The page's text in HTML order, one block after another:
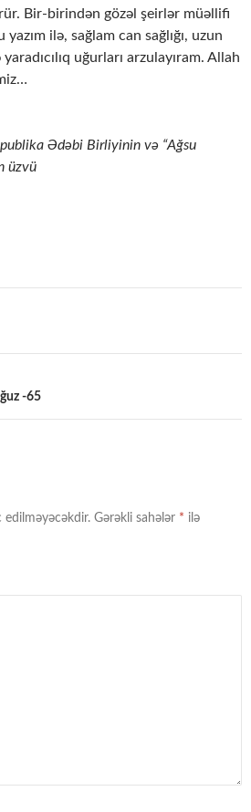
Bir-birindən gözəl şeirlər müəllifi
ilə, sağlam can sağlığı, uzun
uğurları arzulayıram. Allah
Ədəbi Birliyinin və “Ağsu
üzvü
-65
edilməyəcəkdir. Gərəkli sahələr * ilə